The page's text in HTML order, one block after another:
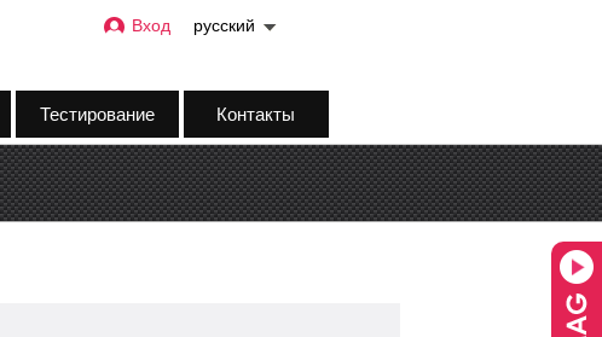
Тестирование Контакты
Вход русский